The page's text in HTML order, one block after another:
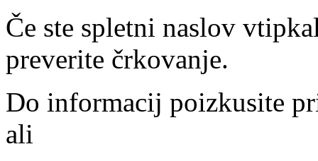
Če ste spletni naslov
preverite črkovanje.
Do informacij poizkusite
ali